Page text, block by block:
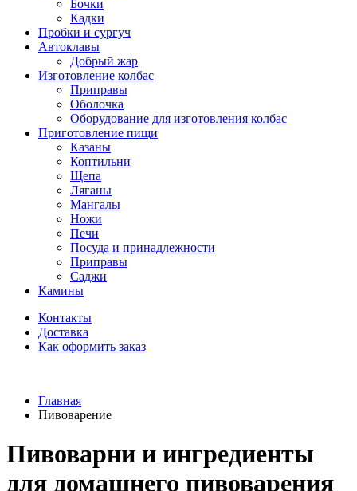
Бочки
Кадки
Пробки и сургуч
Автоклавы
Добрый жар
Изготовление колбас
Приправы
Оболочка
Оборудование для изготовления колбас
Приготовление пищи
Казаны
Коптильни
Щепа
Ляганы
Мангалы
Ножи
Печи
Посуда и принадлежности
Приправы
Саджи
Камины
Контакты
Доставка
Как оформить заказ
Главная
Пивоварение
Пивоварни и ингредиенты
для домашнего пивоварения